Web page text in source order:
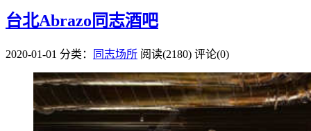
台北Abrazo同志酒吧
2020-01-01 分类： 同志场所 阅读(2180) 评论(0)